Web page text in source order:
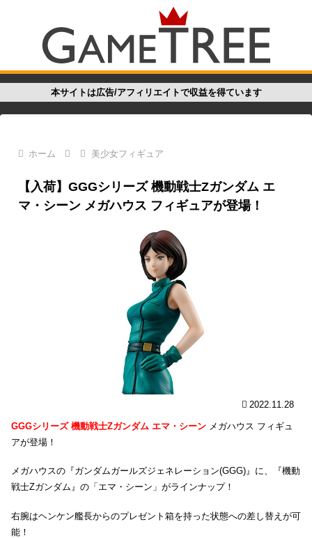
本サイトは広告/アフィリエイトで収益を得ています
ホーム 美少女フィギュア
【入荷】GGGシリーズ 機動戦士Zガンダム エ
マ・シーン メガハウス フィギュアが登場！
2022.11.28
GGGシリーズ 機動戦士Zガンダム エマ・シーン メガハウス フィギュ
アが登場！
メガハウスの『ガンダムガールズジェネレーション(GGG)』に、『機動
戦士Zガンダム』の「エマ・シーン」がラインナップ！
右腕はヘンケン艦長からのプレゼント箱を持った状態への差し替えが可
能！